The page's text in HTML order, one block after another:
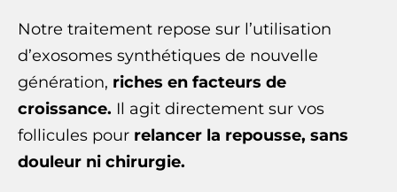
Notre traitement repose sur l’utilisation
d’exosomes synthétiques de nouvelle
génération, riches en facteurs de
croissance. Il agit directement sur vos
follicules pour relancer la repousse, sans
douleur ni chirurgie.